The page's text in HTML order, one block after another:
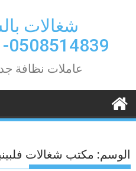
شغالات
0508514839- 0557536152
عاملات نظافة جده
الوسم: مكتب شغالات